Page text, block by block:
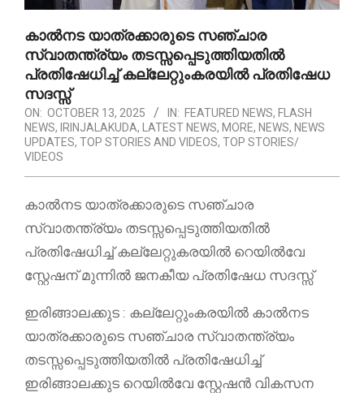
കാൽനട യാത്രക്കാരുടെ സഞ്ചാര
സ്വാതന്ത്ര്യം തടസ്സപ്പെടുത്തിയതിൽ
പ്രതിഷേധിച്ച് കല്ലേറ്റുംകരയിൽ പ്രതിഷേധ
സദസ്സ്
ON: OCTOBER 13, 2025 IN: FEATURED NEWS, FLASH
NEWS, IRINJALAKUDA, LATEST NEWS, MORE, NEWS, NEWS
UPDATES, TOP STORIES AND VIDEOS, TOP STORIES/
VIDEOS
കാൽനട യാത്രക്കാരുടെ സഞ്ചാര
സ്വാതന്ത്ര്യം തടസ്സപ്പെടുത്തിയതിൽ
പ്രതിഷേധിച്ച് കല്ലേറ്റുകരയിൽ റെയിൽവേ
സ്റ്റേഷന് മുന്നിൽ ജനകീയ പ്രതിഷേധ സദസ്സ്
ഇരിങ്ങാലക്കുട : കല്ലേറ്റുംകരയിൽ കാൽനട
യാത്രക്കാരുടെ സഞ്ചാര സ്വാതന്ത്ര്യം
തടസ്സപ്പെടുത്തിയതിൽ പ്രതിഷേധിച്ച്
ഇരിങ്ങാലക്കുട റെയിൽവേ സ്റ്റേഷൻ വികസന